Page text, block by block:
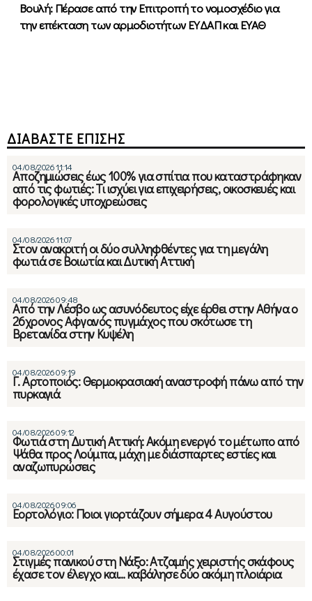
Βουλή: Πέρασε από την Επιτροπή το νομοσχέδιο για
την επέκταση των αρμοδιοτήτων ΕΥΔΑΠ και ΕΥΑΘ
ΔΙΑΒΑΣΤΕ ΕΠΙΣΗΣ
04/08/2026 11:14
Αποζημιώσεις έως 100% για σπίτια που καταστράφηκαν
από τις φωτιές: Τι ισχύει για επιχειρήσεις, οικοσκευές και
φορολογικές υποχρεώσεις
04/08/2026 11:07
Στον ανακριτή οι δύο συλληφθέντες για τη μεγάλη
φωτιά σε Βοιωτία και Δυτική Αττική
04/08/2026 09:48
Από την Λέσβο ως ασυνόδευτος είχε έρθει στην Αθήνα ο
26χρονος Αφγανός πυγμάχος που σκότωσε τη
Βρετανίδα στην Κυψέλη
04/08/2026 09:19
Γ. Αρτοποιός: Θερμοκρασιακή αναστροφή πάνω από την
πυρκαγιά
04/08/2026 09:12
Φωτιά στη Δυτική Αττική: Ακόμη ενεργό το μέτωπο από
Ψάθα προς Λούμπα, μάχη με διάσπαρτες εστίες και
αναζωπυρώσεις
04/08/2026 09:06
Εορτολόγιο: Ποιοι γιορτάζουν σήμερα 4 Αυγούστου
04/08/2026 00:01
Στιγμές πανικού στη Νάξο: Ατζαμής χειριστής σκάφους
έχασε τον έλεγχο και… καβάλησε δύο ακόμη πλοιάρια